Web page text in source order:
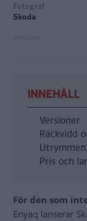
Fotograf
Skoda
INNEHÅLL
Versioner
Räckvidd
Pris och
För den som
Enyaq lanserar